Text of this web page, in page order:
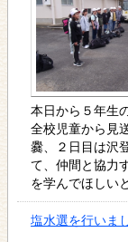
本日から５年生
全校児童から見
爨、２日目は沢
て、仲間と協力
を学んでほしい
塩水選を行いま